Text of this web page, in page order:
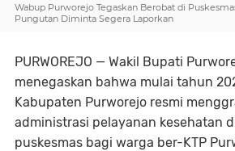
Wabup Purworejo Tegaskan Berobat di
Pungutan Diminta Segera Laporkan
PURWOREJO — Wakil Bupati
menegaskan bahwa mulai tahun
Kabupaten Purworejo resmi
administrasi pelayanan kesehatan
puskesmas bagi warga ber-KTP